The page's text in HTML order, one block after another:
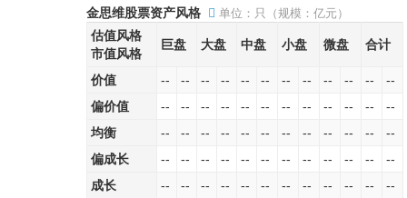
金思维股票资产风格
单位：只（规模：亿元）
估值风格
市值风格
巨盘 大盘 中盘 小盘 微盘 合计
价值 -- -- -- -- -- -- -- -- -- -- --
--
偏价值
-- -- -- -- -- -- -- -- -- -- --
--
均衡
-- -- -- -- -- -- -- -- -- -- --
--
偏成长
-- -- -- -- -- -- -- -- -- -- --
--
成长
-- -- -- -- -- -- -- -- -- -- -- --